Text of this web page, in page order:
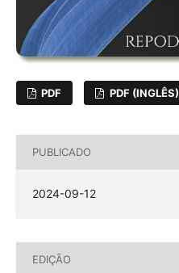
PDF PDF (INGLÊS)
PUBLICADO
2024-09-12
EDIÇÃO